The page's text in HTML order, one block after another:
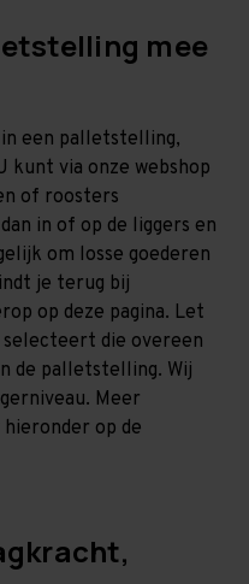
mee
een palletstelling,
kunt via onze webshop
of roosters
in of op de liggers en
om losse goederen
je terug bij
op deze pagina. Let
selecteert die overeen
de palletstelling. Wij
Meer
op de